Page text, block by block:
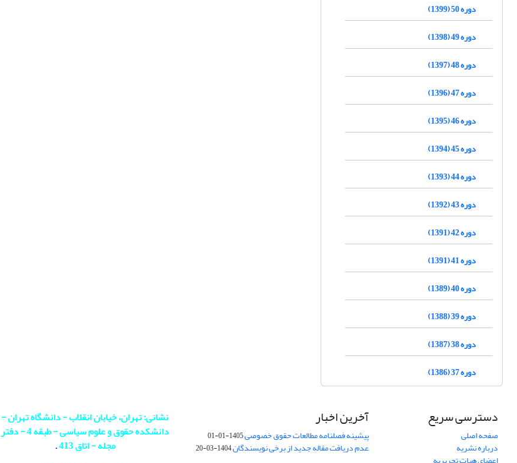
دوره 50 (1399)
دوره 49 (1398)
دوره 48 (1397)
دوره 47 (1396)
دوره 46 (1395)
دوره 45 (1394)
دوره 44 (1393)
دوره 43 (1392)
دوره 42 (1391)
دوره 41 (1391)
دوره 40 (1389)
دوره 39 (1388)
دوره 38 (1387)
دوره 37 (1386)
دسترسی سریع
صفحه اصلی
درباره نشریه
آخرین اخبار
پیشینه فصلنامه مطالعات حقوق خصوصی1405-01-01
عدم دریافت مقاله جدید از برخی نویسندگان1404-03-20
نشانی: تهران، خیابان انقلاب - دانشگاه تهران -
دانشکده حقوق و علوم سیاسی - طبقه 4 - دفتر
مجله - اتاق 413
.